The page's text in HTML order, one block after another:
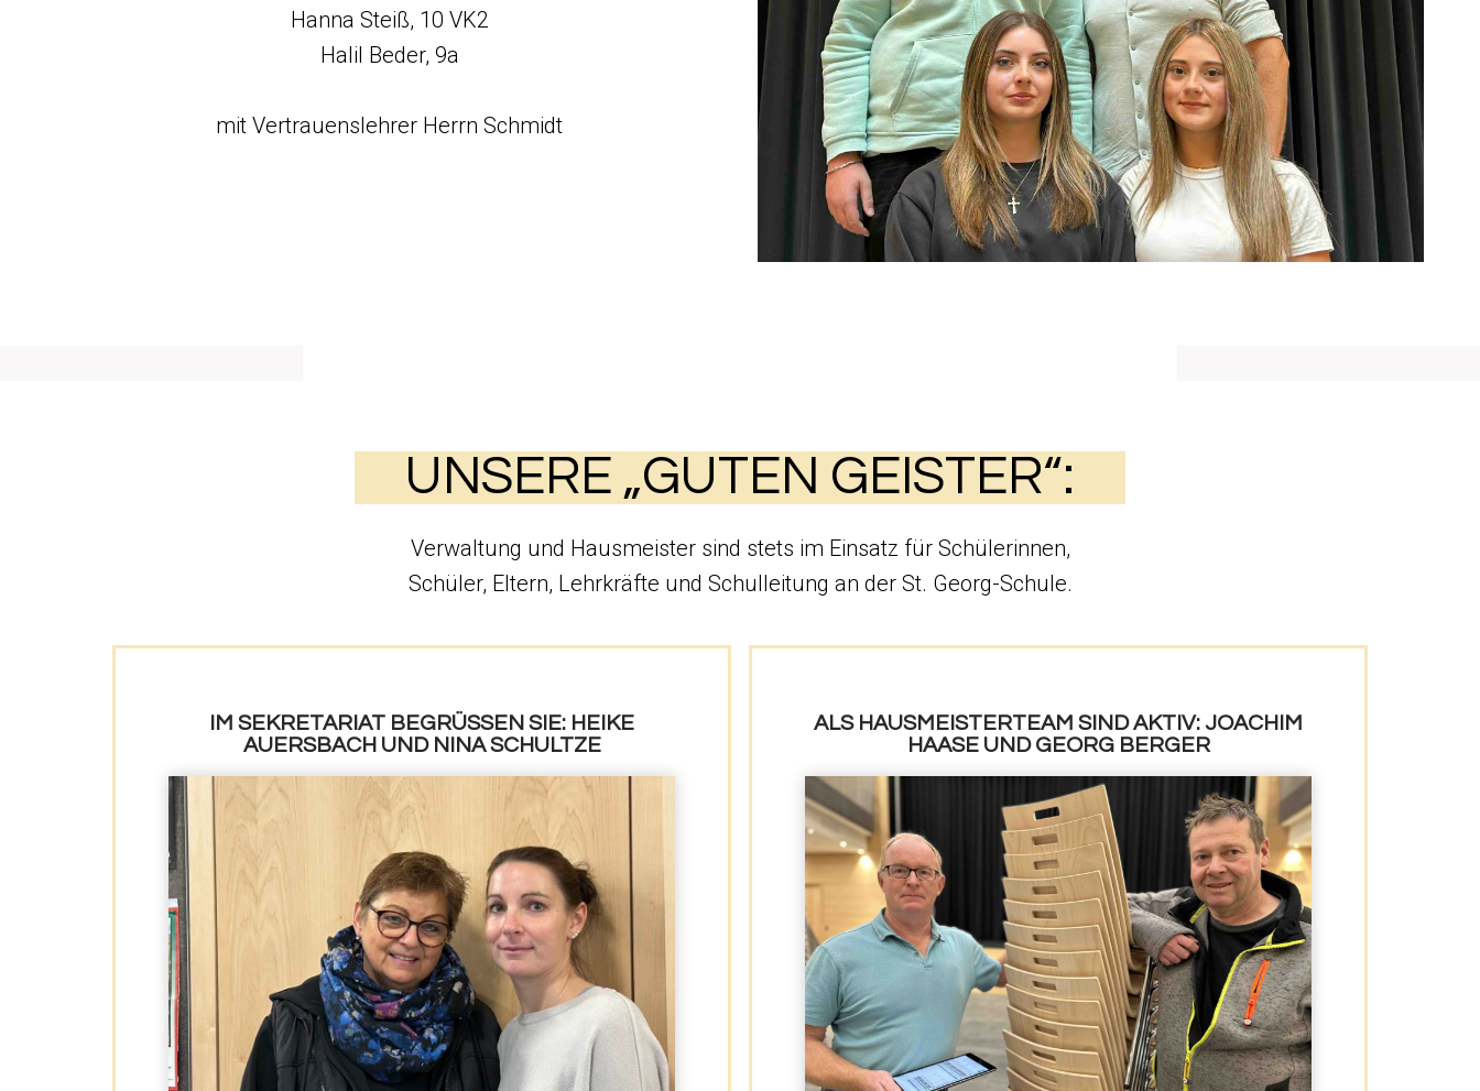
Hanna Steiß, 10 VK2
Halil Beder, 9a
mit Vertrauenslehrer Herrn Schmidt
UNSERE „GUTEN GEISTER“:
Verwaltung und Hausmeister sind stets im Einsatz für Schülerinnen,
Schüler, Eltern, Lehrkräfte und Schulleitung an der St. Georg-Schule.
IM SEKRETARIAT BEGRÜSSEN SIE: HEIKE A
UERSBACH UND NINA SCHULTZE
ALS HAUSMEISTERTEAM SIND AKTIV: JOACHIM
HAASE UND GEORG BERGER